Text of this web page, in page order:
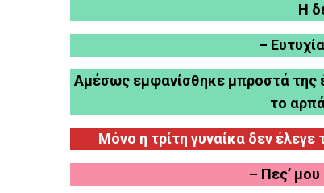
Η
–
Αμέσως εμφανίσθηκε μπροστά της
το
Μόνο η τρίτη γυναίκα δεν έλεγε
– Πες’